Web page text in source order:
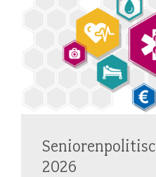
2026